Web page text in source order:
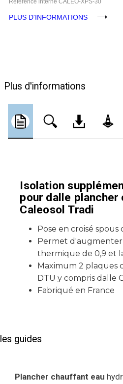
PLUS D'INFORMATIONS
Plus d'informations
Isolation
pour dalle plancher
Caleosol Tradi
Pose en croisé
Permet d'augmenter
thermique de 0,9 et
Maximum 2 plaques
DTU y compris dalle
Fabriqué en France
les guides
Plancher chauffant eau